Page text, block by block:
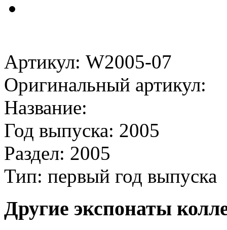
Артикул: W2005-07
Оригинальный артикул:
Название:
Год выпуска: 2005
Раздел: 2005
Тип: первый год выпуска
Другие экспонаты